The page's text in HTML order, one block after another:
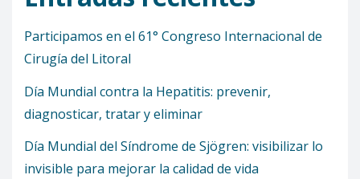
Participamos en el 61° Congreso Internacional de
Cirugía del Litoral
Día Mundial contra la Hepatitis: prevenir,
diagnosticar, tratar y eliminar
Día Mundial del Síndrome de Sjögren: visibilizar lo
invisible para mejorar la calidad de vida